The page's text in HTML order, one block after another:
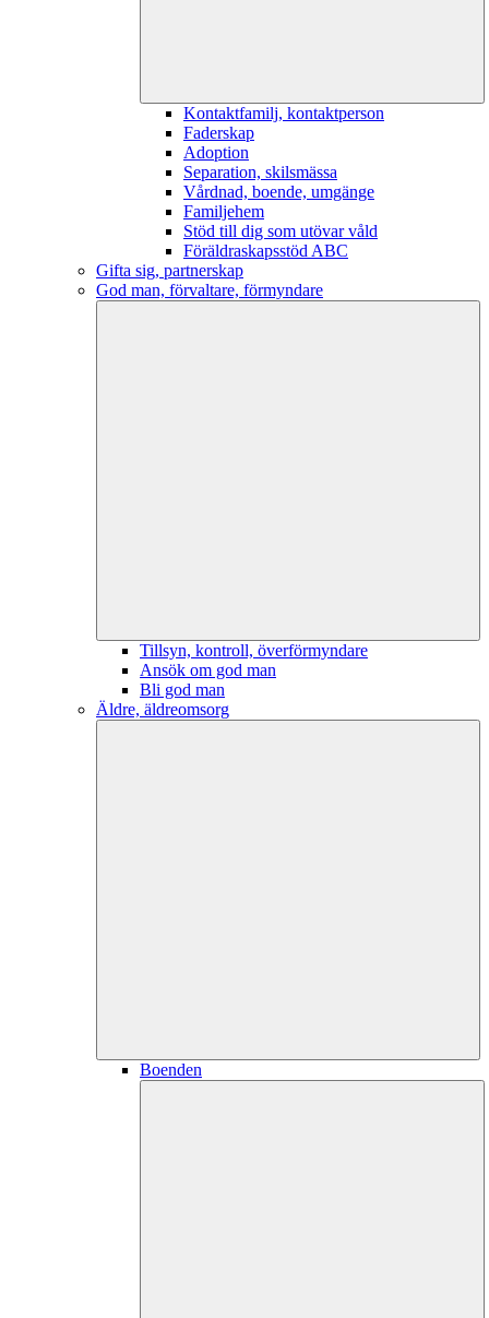
Kontaktfamilj, kontaktperson
Faderskap
Adoption
Separation, skilsmässa
Vårdnad, boende, umgänge
Familjehem
Stöd till dig som utövar våld
Föräldraskapsstöd ABC
Gifta sig, partnerskap
God man, förvaltare, förmyndare
Tillsyn, kontroll, överförmyndare
Ansök om god man
Bli god man
Äldre, äldreomsorg
Boenden